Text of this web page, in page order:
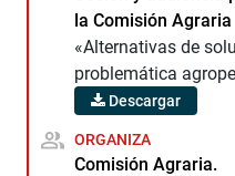
la Comisión Agraria
«Alternativas de
problemática
Descargar
ORGANIZA
Comisión Agraria.